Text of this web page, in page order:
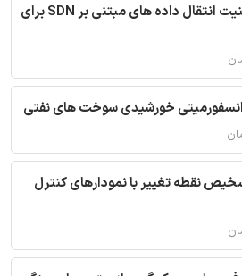
ترجمه مقاله امنیت انتقال داده های مبتنی بر SDN برای
خورشیدی سوخت های نفتی
نقطه تغییر با نمودارهای کنترل